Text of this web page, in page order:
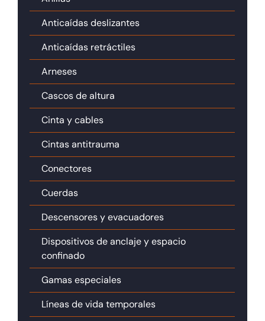
Anticaídas deslizantes
Anticaídas retráctiles
Arneses
Cascos de altura
Cinta y cables
Cintas antitrauma
Conectores
Cuerdas
Descensores y evacuadores
Dispositivos de anclaje y espacio
confinado
Gamas especiales
Líneas de vida temporales